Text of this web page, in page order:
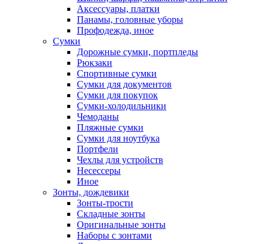
Аксессуары, платки
Панамы, головные уборы
Профодежда, иное
Сумки
Дорожные сумки, портпледы
Рюкзаки
Спортивные сумки
Сумки для документов
Сумки для покупок
Сумки-холодильники
Чемоданы
Пляжные сумки
Сумки для ноутбука
Портфели
Чехлы для устройств
Несессеры
Иное
Зонты, дождевики
Зонты-трости
Складные зонты
Оригинальные зонты
Наборы с зонтами